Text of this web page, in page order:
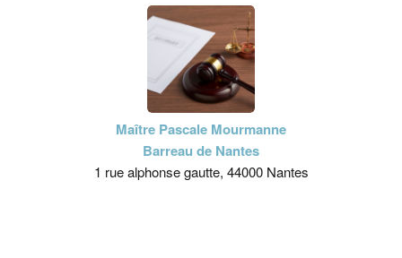
Maître Pascale Mourmanne
Barreau de Nantes
1 rue alphonse gautte, 44000 Nantes